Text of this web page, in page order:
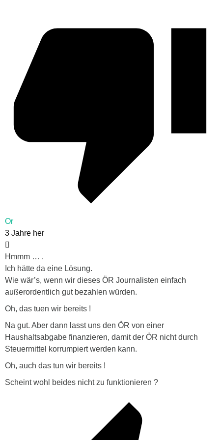
Or
3 Jahre her
Hmmm … .
Ich hätte da eine Lösung.
Wie wär’s, wenn wir dieses ÖR Journalisten einfach
außerordentlich gut bezahlen würden.
Oh, das tuen wir bereits !
Na gut. Aber dann lasst uns den ÖR von einer
Haushaltsabgabe finanzieren, damit der ÖR nicht durch
Steuermittel korrumpiert werden kann.
Oh, auch das tun wir bereits !
Scheint wohl beides nicht zu funktionieren ?